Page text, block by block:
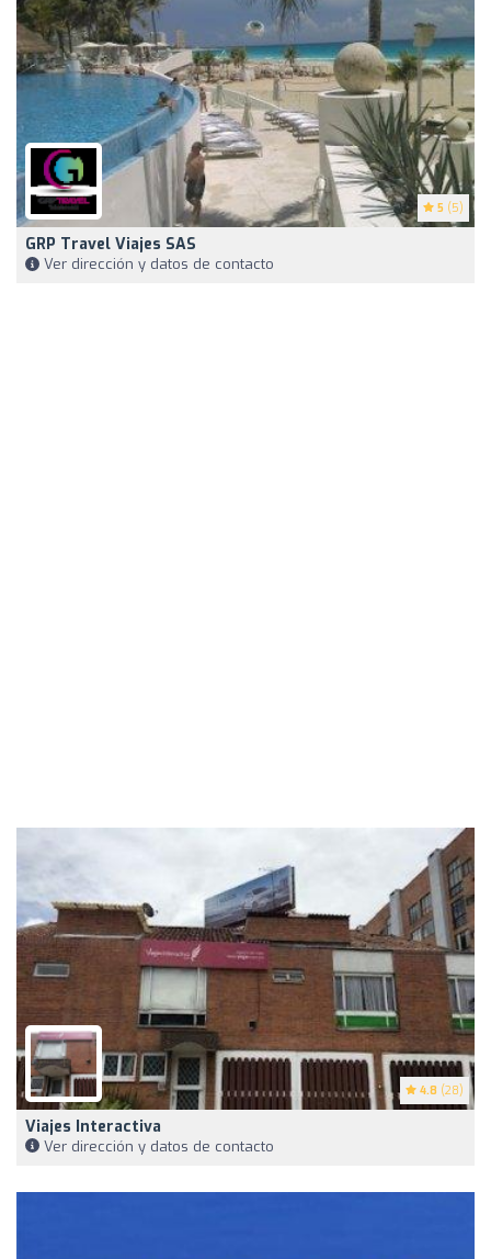
5 (5)
GRP Travel Viajes SAS
Ver dirección y datos de contacto
4.8 (28)
Viajes Interactiva
Ver dirección y datos de contacto